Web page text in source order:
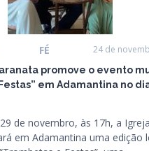
FÉ 24 de
promove o evento
em Adamantina no
de novembro, às 17h, a
em Adamantina uma edição